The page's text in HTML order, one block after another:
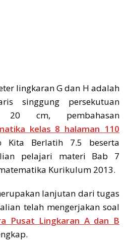
lingkaran G dan H adalah
singgung persekutuan
20 cm, pembahasan
kelas 8 halaman 110
Kita Berlatih 7.5 beserta
pelajari materi Bab 7
Kurikulum 2013.
lanjutan dari tugas
telah mengerjakan soal
Pusat Lingkaran A dan B